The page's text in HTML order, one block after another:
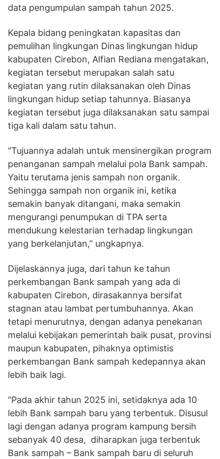
data pengumpulan sampah tahun 2025.
Kepala bidang peningkatan kapasitas dan
pemulihan lingkungan Dinas lingkungan hidup
kabupaten Cirebon, Alfian Rediana mengatakan,
kegiatan tersebut merupakan salah satu
kegiatan yang rutin dilaksanakan oleh Dinas
lingkungan hidup setiap tahunnya. Biasanya
kegiatan tersebut juga dilaksanakan satu sampai
tiga kali dalam satu tahun.
“Tujuannya adalah untuk mensinergikan program
penanganan sampah melalui pola Bank sampah.
Yaitu terutama jenis sampah non organik.
Sehingga sampah non organik ini, ketika
semakin banyak ditangani, maka semakin
mengurangi penumpukan di TPA serta
mendukung kelestarian terhadap lingkungan
yang berkelanjutan,” ungkapnya.
Dijelaskannya juga, dari tahun ke tahun
perkembangan Bank sampah yang ada di
kabupaten Cirebon, dirasakannya bersifat
stagnan atau lambat pertumbuhannya. Akan
tetapi menurutnya, dengan adanya penekanan
melalui kebijakan pemerintah baik pusat, provinsi
maupun kabupaten, pihaknya optimistis
perkembangan Bank sampah kedepannya akan
lebih baik lagi.
“Pada akhir tahun 2025 ini, setidaknya ada 10
lebih Bank sampah baru yang terbentuk. Disusul
lagi dengan adanya program kampung bersih
sebanyak 40 desa, diharapkan juga terbentuk
Bank sampah – Bank sampah baru di seluruh